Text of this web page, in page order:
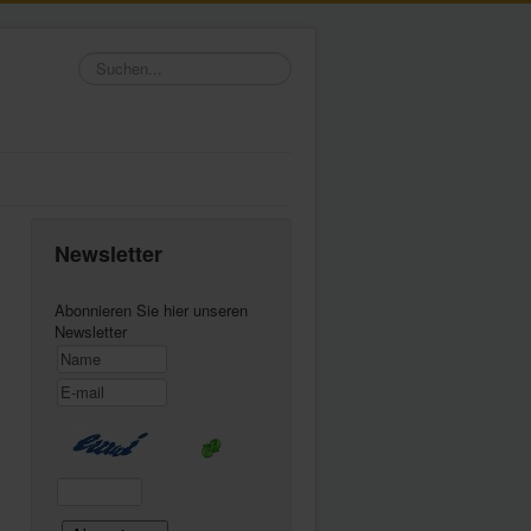
Suchen...
Newsletter
Abonnieren Sie hier unseren
Newsletter